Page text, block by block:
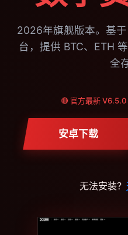
2026年旗舰版本。基
台，提供 BTC、ETH
全
🔴 官方最新
安卓下载
无法安装？